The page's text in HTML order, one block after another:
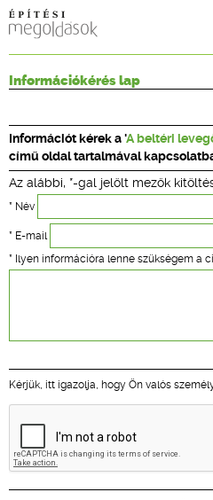
CPR
ÉPÍTÉSI JOG
ONLINE
TERVEZÉSI
Információkérés lap
Információt kérek a 'A beltéri
című oldal tartalmával
Az alábbi, *-gal jelölt mezők
* Név
* E-mail
* Ilyen információra lenne szükségem a
Kérjük, itt igazolja, hogy Ön valós